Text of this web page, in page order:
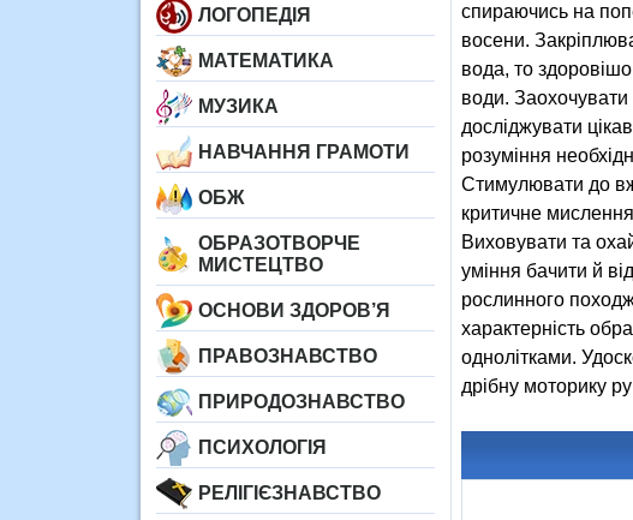
ЛОГОПЕДІЯ
МАТЕМАТИКА
МУЗИКА
НАВЧАННЯ ГРАМОТИ
ОБЖ
ОБРАЗОТВОРЧЕ
МИСТЕЦТВО
ОСНОВИ ЗДОРОВ’Я
ПРАВОЗНАВСТВО
ПРИРОДОЗНАВСТВО
ПСИХОЛОГІЯ
РЕЛІГІЄЗНАВСТВО
спираючись на
восени.
вода, то
води. Заохочувати
досліджувати
розуміння
Стимулювати до
критичне
Виховувати та
уміння бачити й
рослинного
характерність
однолітками.
дрібну моторику